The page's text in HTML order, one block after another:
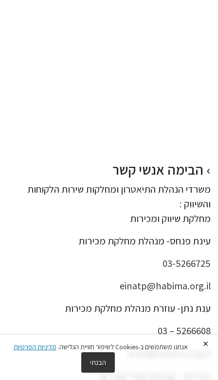
הבימה אנשי קשר
משרדי הנהלת התיאטרון ומחלקות שירות הלקוחות
והשיווק :
מחלקת שיווק ומכירות
עינת פנחס- מנהלת מחלקת מכירות
03-5266725
einatp@habima.org.il
ענת נתן- עוזרת מנהלת מחלקת מכירות
5266608 – 03
anat@habima.org.il
מכירות - קבוצות וועדי עובדים:
× אנחנו משתמשים ב-Cookies לשיפור חוויית הגלישה. מדיניות הפרטיות
הבנתי